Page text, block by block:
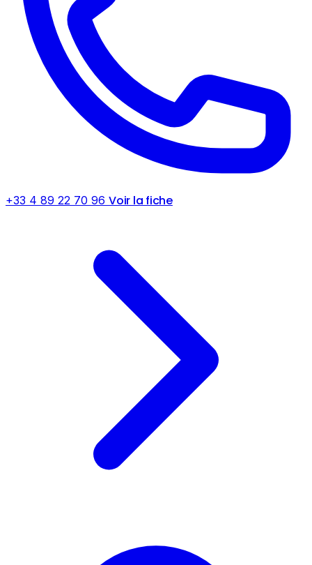
+33 4 89 22 70 96 Voir la fiche